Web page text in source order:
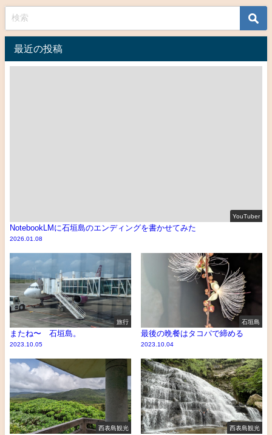
最近の投稿
YouTuber
NotebookLMに石垣島のエンディングを書かせてみた
2026.01.08
旅行
またね〜 石垣島。
2023.10.05
石垣島
最後の晩餐はタコパで締める
2023.10.04
西表島観光 西表島観光